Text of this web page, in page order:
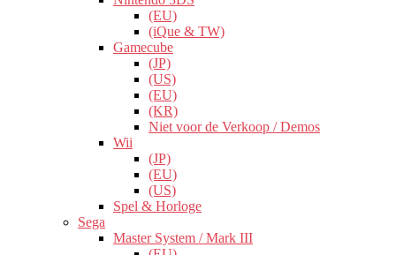
(EU)
(iQue & TW)
Gamecube
(JP)
(US)
(EU)
(KR)
Niet voor de Verkoop / Demos
Wii
(JP)
(EU)
(US)
Spel & Horloge
Sega
Master System / Mark III